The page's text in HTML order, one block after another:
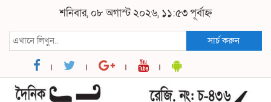
শনিবার, ০৮ অগাস্ট ২০২৬, ১১:৫৩ পূর্বাহ্ন
সার্চ করুন